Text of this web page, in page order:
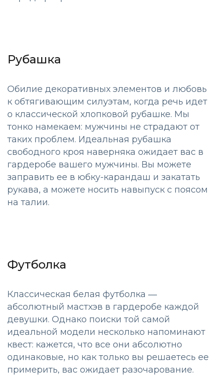
Рубашка
Обилие декоративных элементов и любовь
к обтягивающим силуэтам, когда речь идет
о классической хлопковой рубашке. Мы
тонко намекаем: мужчины не страдают от
таких проблем. Идеальная рубашка
свободного кроя наверняка ожидает вас в
гардеробе вашего мужчины. Вы можете
заправить ее в юбку-карандаш и закатать
рукава, а можете носить навыпуск с поясом
на талии.
Футболка
Классическая белая футболка ―
абсолютный мастхэв в гардеробе каждой
девушки. Однако поиски той самой
идеальной модели несколько напоминают
квест: кажется, что все они абсолютно
одинаковые, но как только вы решаетесь ее
примерить, вас ожидает разочарование.